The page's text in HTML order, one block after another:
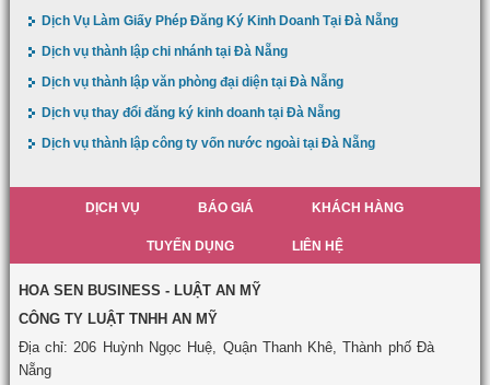
Dịch Vụ Làm Giấy Phép Đăng Ký Kinh Doanh Tại Đà Nẵng
Dịch vụ thành lập chi nhánh tại Đà Nẵng
Dịch vụ thành lập văn phòng đại diện tại Đà Nẵng
Dịch vụ thay đổi đăng ký kinh doanh tại Đà Nẵng
Dịch vụ thành lập công ty vốn nước ngoài tại Đà Nẵng
DỊCH VỤ BÁO GIÁ KHÁCH HÀNG
TUYỂN DỤNG LIÊN HỆ
HOA SEN BUSINESS - LUẬT AN MỸ
CÔNG TY LUẬT TNHH AN MỸ
Địa chỉ: 206 Huỳnh Ngọc Huệ, Quận Thanh Khê, Thành phố Đà
Nẵng